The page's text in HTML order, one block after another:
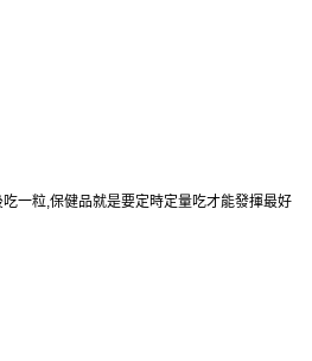
一粒,保健品就是要定時定量吃才能發揮最好